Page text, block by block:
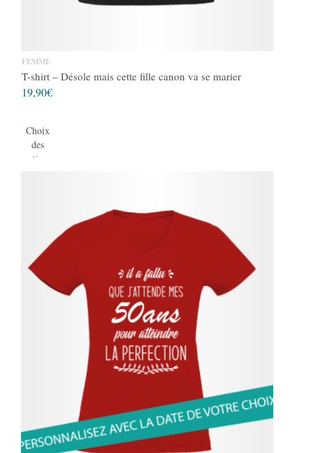
FEMME
T-shirt – Désole mais cette fille canon va se marier
19,90€
Choix
des
options